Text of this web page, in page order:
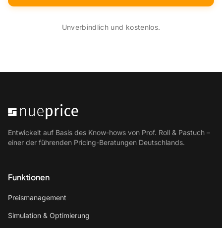
Unverbindlich und kostenlos.
Entwickelt auf Basis des Know-hows von Prof. Roll & Pastuch –
einer der führenden Pricing-Beratungen Deutschlands.
Funktionen
Preismanagement
Simulation & Optimierung